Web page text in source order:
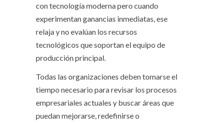
con tecnología moderna pero cuando
experimentan ganancias inmediatas, ese
relaja y no evalúan los recursos
tecnológicos que soportan el equipo de
producción principal.
Todas las organizaciones deben tomarse el
tiempo necesario para revisar los procesos
empresariales actuales y buscar áreas que
puedan mejorarse, redefinirse o